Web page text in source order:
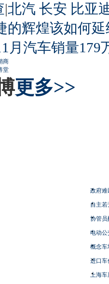
|北汽 长安 比亚
的辉煌该如何延
月汽车销量179
商
堂
更多>>
政府难
自主
协管员
电动
概念车
进口车
上海